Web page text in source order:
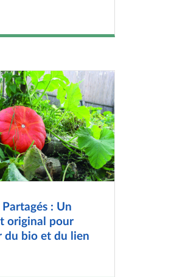
: Un
original pour
du bio et du lien